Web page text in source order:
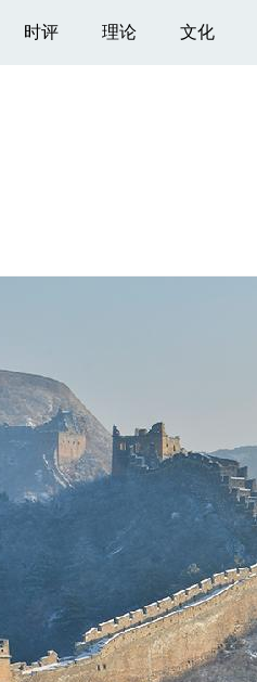
时评 理论 文化